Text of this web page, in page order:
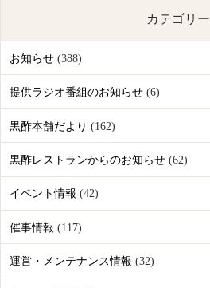
カテゴリー
お知らせ(388)
提供ラジオ番組のお知らせ(6)
黒酢本舗だより (162)
黒酢レストランからのお知らせ(62)
イベント情報 (42)
催事情報 (117)
運営・メンテナンス情報 (32)